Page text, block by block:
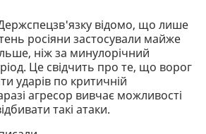
відомо, що лише
росіяни застосували майже
ніж за минулорічний
Це свідчить про те, що ворог
ударів по критичній
агресор вивчає можливості
такі атаки.